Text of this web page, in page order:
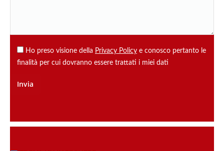
Ho preso visione della Privacy Policy e conosco pertanto le
finalità per cui dovranno essere trattati i miei dati